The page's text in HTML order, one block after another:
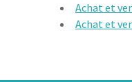
Achat et
Achat et